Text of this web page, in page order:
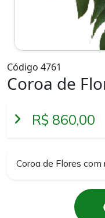
Código 4761
Coroa de
R$ 860,00
Coroa de Flores